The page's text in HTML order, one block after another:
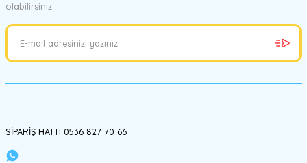
olabilirsiniz.
SİPARİŞ HATTI 0536 827 70 66